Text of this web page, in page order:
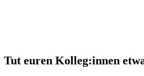
Tut euren Kolleg:innen